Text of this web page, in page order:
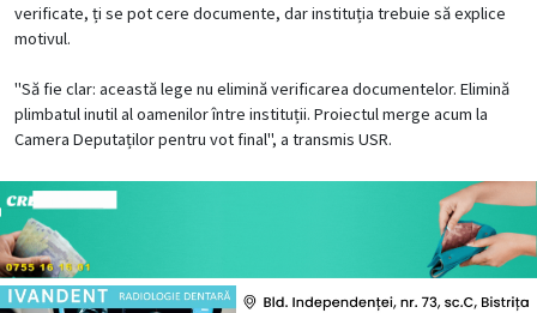
verificate, ți se pot cere documente, dar instituția trebuie să explice
motivul.
"Să fie clar: această lege nu elimină verificarea documentelor. Elimină
plimbatul inutil al oamenilor între instituții. Proiectul merge acum la
Camera Deputaților pentru vot final", a transmis USR.